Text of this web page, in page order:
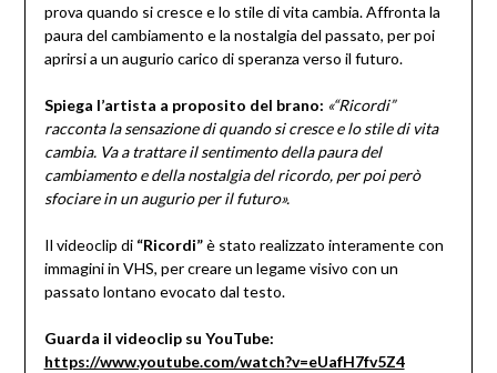
prova quando si cresce e lo stile di vita cambia. Affronta la
paura del cambiamento e la nostalgia del passato, per poi
aprirsi a un augurio carico di speranza verso il futuro.
Spiega l’artista a proposito del brano: «“Ricordi”
racconta la sensazione di quando si cresce e lo stile di vita
cambia. Va a trattare il sentimento della paura del
cambiamento e della nostalgia del ricordo, per poi però
sfociare in un augurio per il futuro».
Il videoclip di “Ricordi”è stato realizzato interamente con
immagini in VHS, per creare un legame visivo con un
passato lontano evocato dal testo.
Guarda il videoclip su YouTube:
https://www.youtube.com/watch?v=eUafH7fv5Z4